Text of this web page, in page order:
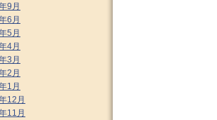
9月
6月
5月
4月
3月
2月
1月
12月
11月